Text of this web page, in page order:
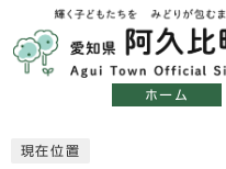
ホーム
現在位置